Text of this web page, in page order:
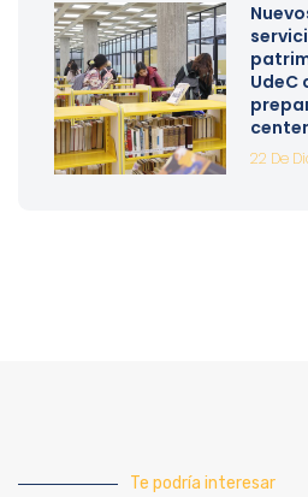
UdeC
22 De
Te podría interesar